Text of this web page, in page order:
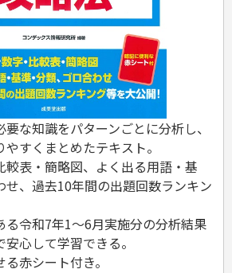
アップ
な知識をパターンごとに分析し、
すくまとめたテキスト。
較表・簡略図、よく出る用語・基
せ、過去10年間の出題回数ランキン
る令和7年1～6月実施分の分析結果
心して学習できる。
赤シート付き。